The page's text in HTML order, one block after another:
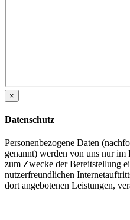
×
Datenschutz
Personenbezogene Daten
genannt) werden von uns nur
zum Zwecke der Bereitstellung
nutzerfreundlichen
dort angebotenen Leistungen,